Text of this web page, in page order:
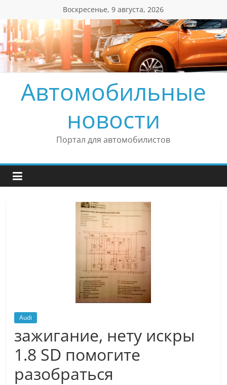
содержимому
Воскресенье, 9 августа, 2026
Автомобильные
новости
Портал для автомобилистов
Audi
зажигание, нету искры
1.8 SD помогите
разобраться